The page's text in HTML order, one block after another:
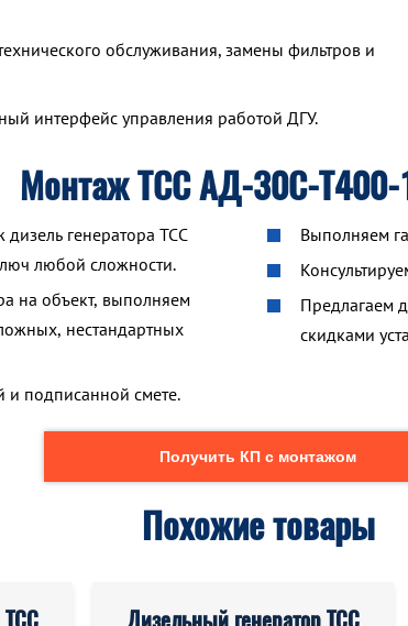
обслуживания, замены фильтров и
интерфейс управления работой ДГУ.
Монтаж ТСС АД-30С-
генератора ТСС
любой сложности.
на объект, выполняем
нестандартных
и подписанной смете.
Выполняем
Предлагаем
скидками
Получить КП с монтажом
Похожие товары
ТСС Дизельный генератор ТСС